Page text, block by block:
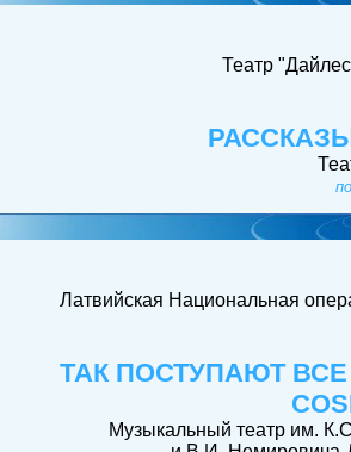
Театр
Латвийская Национальная
ТАК ПОСТУПАЮТ
Музыкальный театр им.